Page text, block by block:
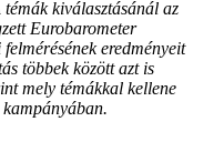
kiválasztásánál az
Eurobarometer
eredményeit
többek között azt is
mely témákkal kellene